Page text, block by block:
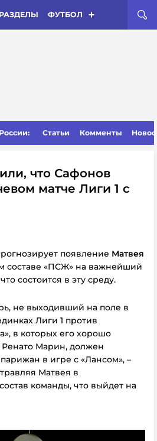
РАЗДЕЛЫ ФУТБОЛ
Статьи Комменты
что Сафонов
матче Лиги 1 с
появление Матвея
составе «ПСЖ» на важнейший
состоится в эту среду.
не выходивший на поле в
Лиги 1 против
в которых его хорошо
Марин, должен
в игре с «Лансом», –
Матвея в
команды, что выйдет на